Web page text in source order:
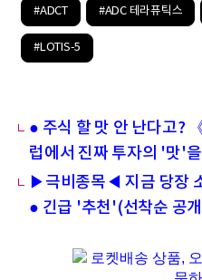
#ADCT #ADC 테라퓨틱스
#LOTIS-5
● 주식 할 맛 안 난다고?
럽에서 진짜 투자의 '맛'
▶극비종목◀ 지금 당장
● 긴급 '추천'(선착순 공